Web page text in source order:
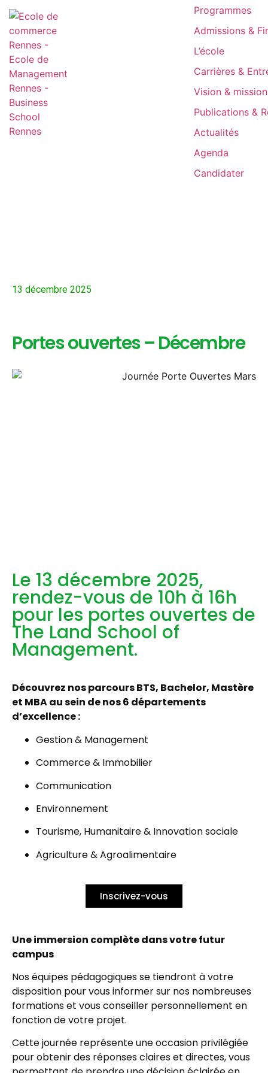
Programmes
Admissions &
L’école
Carrières &
Vision &
Publications &
Actualités
Agenda
Candidater
13 décembre 2025
Portes ouvertes – Décembre
Le 13 décembre 2025,
rendez-vous de 10h à 16h
pour les portes ouvertes de
The Land School of
Management. ​
Découvrez nos parcours BTS, Bachelor, Mastère
et MBA au sein de nos 6 départements
d’excellence :
Gestion & Management
Commerce & Immobilier
Communication
Environnement
Tourisme, Humanitaire & Innovation sociale
Agriculture & Agroalimentaire
Inscrivez-vous
Une immersion complète dans votre futur
campus
Nos équipes pédagogiques se tiendront à votre
disposition pour vous informer sur nos nombreuses
formations et vous conseiller personnellement en
fonction de votre projet.
Cette journée représente une occasion privilégiée
pour obtenir des réponses claires et directes, vous